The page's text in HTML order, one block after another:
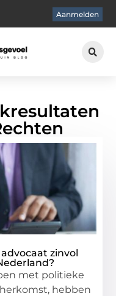
Aanmelden
zinvol
met politieke
hebben